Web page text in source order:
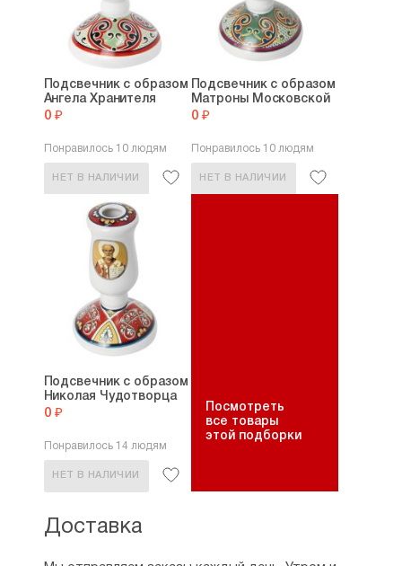
Подсвечник с образом
Ангела Хранителя
0 ₽
Понравилось 10 людям
НЕТ В НАЛИЧИИ
Подсвечник с образом
Матроны Московской
0 ₽
Понравилось 10 людям
НЕТ В НАЛИЧИИ
Подсвечник с образом
Николая Чудотворца
0 ₽
Понравилось 14 людям
НЕТ В НАЛИЧИИ
Посмотреть
все товары
этой подборки
Доставка